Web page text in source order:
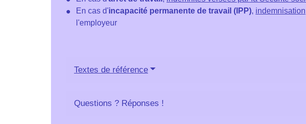
En cas d'incapacité permanente de travail (IPP), indemnisation
l'employeur
Textes de référence
Questions ? Réponses !